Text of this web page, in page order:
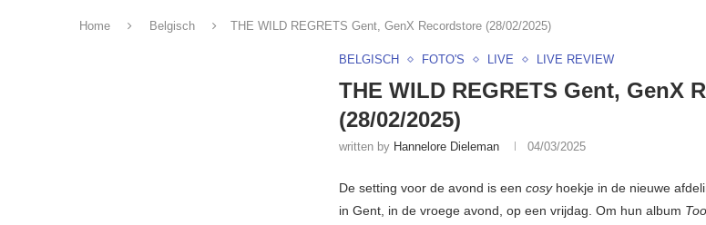
Home Belgisch THE WILD REGRETS Gent, GenX Recordstore (28/02/2025)
BELGISCH FOTO'S LIVE LIVE REVIEW
THE WILD REGRETS Gent, GenX
(28/02/2025)
written by Hannelore Dieleman 04/03/2025
De setting voor de avond is een cosyhoekje in de nieuwe
in Gent, in de vroege avond, op een vrijdag. Om hun album